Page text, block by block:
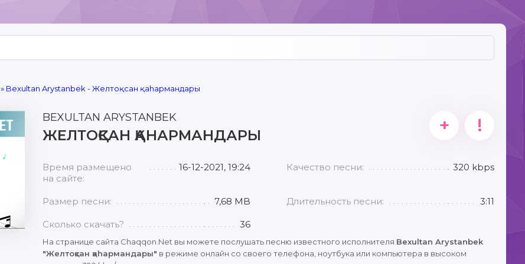
» Bexultan Arystanbek - Желтоқсан қаhармандары
BEXULTAN ARYSTANBEK
ЖЕЛТОҚСАН ҚАHАРМАНДАРЫ + !
Время размещено
на сайте:
16-12-2021, 19:24 Качество песни: 320 kbps
Размер песни: 7,68 MB Длительность песни: 3:11
Сколько скачать? 36
На странице сайта Chaqqon.Net вы можете послушать песню известного исполнителя Bexultan Arystanbek
"Желтоқсан қаhармандары" в режиме онлайн со своего телефона, ноутбука или компьютера в высоком